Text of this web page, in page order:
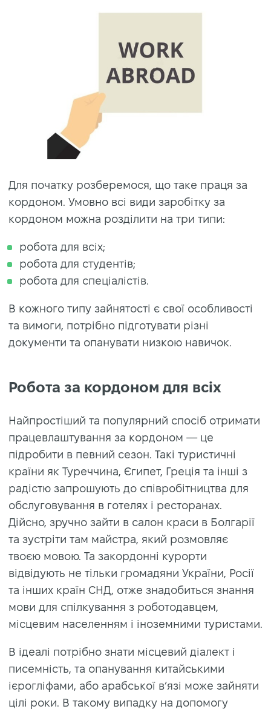
Для початку розберемося, що таке праця за
кордоном. Умовно всі види заробітку за
кордоном можна розділити на три типи:
робота для всіх;
робота для студентів;
робота для спеціалістів.
В кожного типу зайнятості є свої особливості
та вимоги, потрібно підготувати різні
документи та опанувати низкою навичок.
Робота за кордоном для всiх
Найпростіший та популярний спосіб отримати
працевлаштування за кордоном — це
підробити в певний сезон. Такі туристичні
країни як Туреччина, Єгипет, Греція та інші з
радістю запрошують до співробітництва для
обслуговування в готелях і ресторанах.
Дійсно, зручно зайти в салон краси в Болгарії
та зустріти там майстра, який розмовляє
твоєю мовою. Та закордонні курорти
відвідують не тільки громадяни України, Росії
та інших країн СНД, отже знадобиться знання
мови для спілкування з роботодавцем,
місцевим населенням і іноземними туристами.
В ідеалі потрібно знати місцевий діалект і
писемність, та опанування китайськими
ієрогліфами, або арабської в’язі може зайняти
цілі роки. В такому випадку на допомогу